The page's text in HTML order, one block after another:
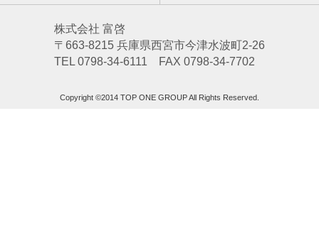
株式会社 富啓
〒663-8215 兵庫県西宮市今津水波町2-26
TEL 0798-34-6111 FAX 0798-34-7702
Copyright ©2014 TOP ONE GROUP All Rights Reserved.